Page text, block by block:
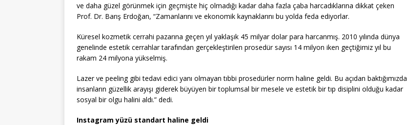
ve daha güzel görünmek için geçmişte hiç olmadığı kadar daha fazla çaba harcadıklarına dikkat çeken
Prof. Dr. Barış Erdoğan, “Zamanlarını ve ekonomik kaynaklarını bu yolda feda ediyorlar.
Küresel kozmetik cerrahi pazarına geçen yıl yaklaşık 45 milyar dolar para harcanmış. 2010 yılında dünya
genelinde estetik cerrahlar tarafından gerçekleştirilen prosedür sayısı 14 milyon iken geçtiğimiz yıl bu
rakam 24 milyona yükselmiş.
Lazer ve peeling gibi tedavi edici yanı olmayan tıbbi prosedürler norm haline geldi. Bu açıdan baktığımızda
insanların güzellik arayışı giderek büyüyen bir toplumsal bir mesele ve estetik bir tıp disiplini olduğu kadar
sosyal bir olgu halini aldı.” dedi.
Instagram yüzü standart haline geldi